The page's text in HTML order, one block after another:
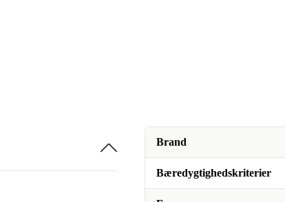
Brand
Bæredygtighedskriterier